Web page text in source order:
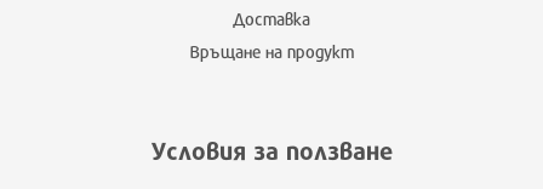
Доставка
Връщане на продукт
Условия за ползване